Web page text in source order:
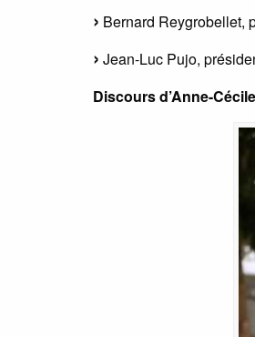
Bernard Reygrobellet,
Jean-Luc Pujo,
Discours d’Anne-